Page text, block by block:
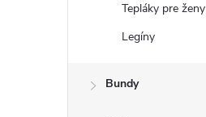
Tepláky pre ženy
Legíny
Bundy